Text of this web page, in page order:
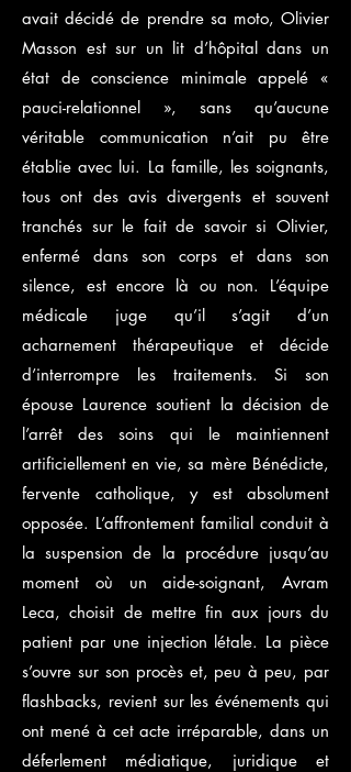
avait décidé de prendre sa moto, Olivier
Masson est sur un lit d’hôpital dans un
état de conscience minimale appelé «
pauci-relationnel », sans qu’aucune
véritable communication n’ait pu être
établie avec lui. La famille, les soignants,
tous ont des avis divergents et souvent
tranchés sur le fait de savoir si Olivier,
enfermé dans son corps et dans son
silence, est encore là ou non. L’équipe
médicale juge qu’il s’agit d’un
acharnement thérapeutique et décide
d’interrompre les traitements. Si son
épouse Laurence soutient la décision de
l’arrêt des soins qui le maintiennent
artificiellement en vie, sa mère Bénédicte,
fervente catholique, y est absolument
opposée. L’affrontement familial conduit à
la suspension de la procédure jusqu’au
moment où un aide-soignant, Avram
Leca, choisit de mettre fin aux jours du
patient par une injection létale. La pièce
s’ouvre sur son procès et, peu à peu, par
flashbacks, revient sur les événements qui
ont mené à cet acte irréparable, dans un
déferlement médiatique, juridique et